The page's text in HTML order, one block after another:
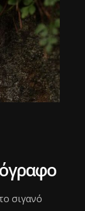
σιγανό